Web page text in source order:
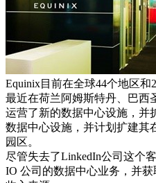
Equinix目前在全球44个地区和
最近在荷兰阿姆斯特丹、巴西
运营了新的数据中心设施，并
数据中心设施，并计划扩建其
园区。
尽管失去了LinkedIn公司这个
IO 公司的数据中心业务，并